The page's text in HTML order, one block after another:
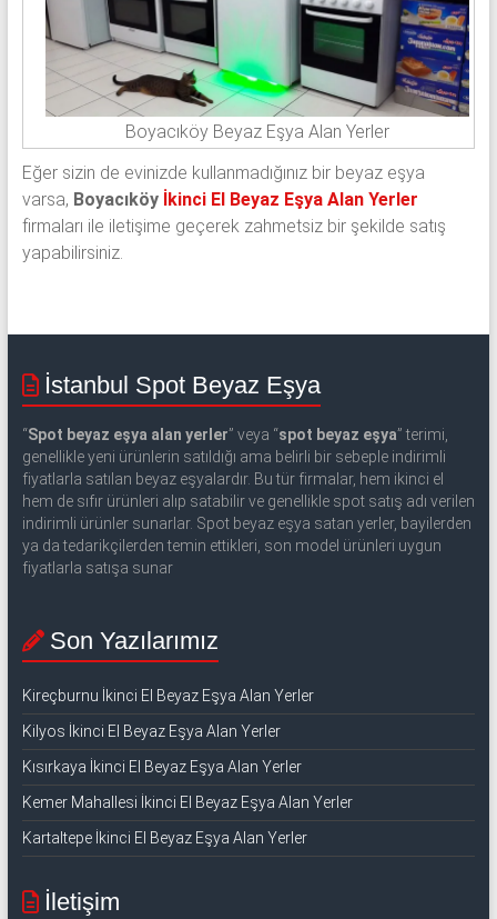
Boyacıköy Beyaz Eşya Alan Yerler
Eğer sizin de evinizde kullanmadığınız bir beyaz eşya
varsa, Boyacıköy İkinci El Beyaz Eşya Alan Yerler
firmaları ile iletişime geçerek zahmetsiz bir şekilde satış
yapabilirsiniz.
İstanbul Spot Beyaz Eşya
“Spot beyaz eşya alan yerler” veya “spot beyaz eşya” terimi,
genellikle yeni ürünlerin satıldığı ama belirli bir sebeple indirimli
fiyatlarla satılan beyaz eşyalardır. Bu tür firmalar, hem ikinci el
hem de sıfır ürünleri alıp satabilir ve genellikle spot satış adı verilen
indirimli ürünler sunarlar. Spot beyaz eşya satan yerler, bayilerden
ya da tedarikçilerden temin ettikleri, son model ürünleri uygun
fiyatlarla satışa sunar
Son Yazılarımız
Kireçburnu İkinci El Beyaz Eşya Alan Yerler
Kilyos İkinci El Beyaz Eşya Alan Yerler
Kısırkaya İkinci El Beyaz Eşya Alan Yerler
Kemer Mahallesi İkinci El Beyaz Eşya Alan Yerler
Kartaltepe İkinci El Beyaz Eşya Alan Yerler
İletişim